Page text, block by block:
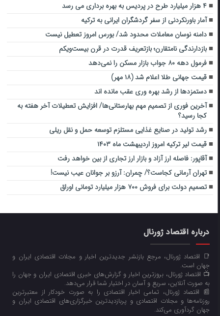
۴ هزار میلیارد طرح در پردیس به بهره برداری می رسد
آمار باورنکردنی از سفر گردشگران ایرانی به ترکیه
دامنه نوسان معاملات محدود شد/ بورس امروز تعطیل نیست
بازدارندگی نامتقارن؛ بازتعریف قدرت در قرن بیست‌ویکم
فرمول‌ دهه ۸۰ جواب بازار مسکن را نمی‌دهد
قیمت جهانی طلا اعلام شد (۱۸ مهر)
دستمزدها از رشد بهره وری عقب مانده اند
آخرین فوری از تصمیم مهم بهارستانی‌ها/ افزایش تعطیلات آخر هفته به
کجا رسید؟
رشد تولید در صنایع غذایی مستلزم توسعه حمل و نقل ریلی
قیمت لیر ترکیه امروز اردیبهشت ماه ۱۴۰۳
آقاپور: فاصله ارز آزاد و بازار ارز تجاری از بین خواهد رفت
تهران آرمانی کجاست؟/ چمران: آرزو بر جوانان عیب نیست!
تصمیم دولت برای فروش ۷۰۰ هزار میلیارد تومانی اوراق
درباره اقتصاد ژورنال
📑 اقتصاد ژورنال، مرجع بازنشر جدیدترین اخبار و مجلات اقتصادی ایران و
جهان است.
📺 اقتصاد ژورنال، بروزترین اخبار و گزارش‌های خبری اقتصادی ایران و جهان را
به صورت آنلاین، سریع و آسان در اختیار شما قرار می‌‌دهد.
📰 اقتصاد ژورنال، تمامی اخبار اقتصادی را به صورت خودکار از معتبرترین
روزنامه‌ها و مجلات اقتصادی و پربازدیدترین خبرگزاری‌های اقتصادی ایران و
جهان گردآوری می‌کند.